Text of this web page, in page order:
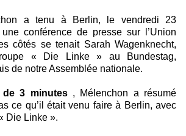
a tenu à Berlin, le vendredi 23
conférence de presse sur l’Union
côtés se tenait Sarah Wagenknecht,
« Die Linke » au Bundestag,
de notre Assemblée nationale.
de 3 minutes, Mélenchon a résumé
ce qu’il était venu faire à Berlin, avec
Die Linke ».